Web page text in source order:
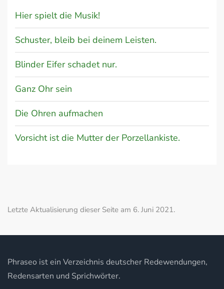
Hier spielt die Musik!
Schuster, bleib bei deinem Leisten.
Blinder Eifer schadet nur.
Ganz Ohr sein
Die Ohren aufmachen
Vorsicht ist die Mutter der Porzellankiste.
Letzte Aktualisierung dieser Seite am 6. Juni 2021.
Phraseo ist ein Verzeichnis deutscher Redewendungen,
Redensarten und Sprichwörter.